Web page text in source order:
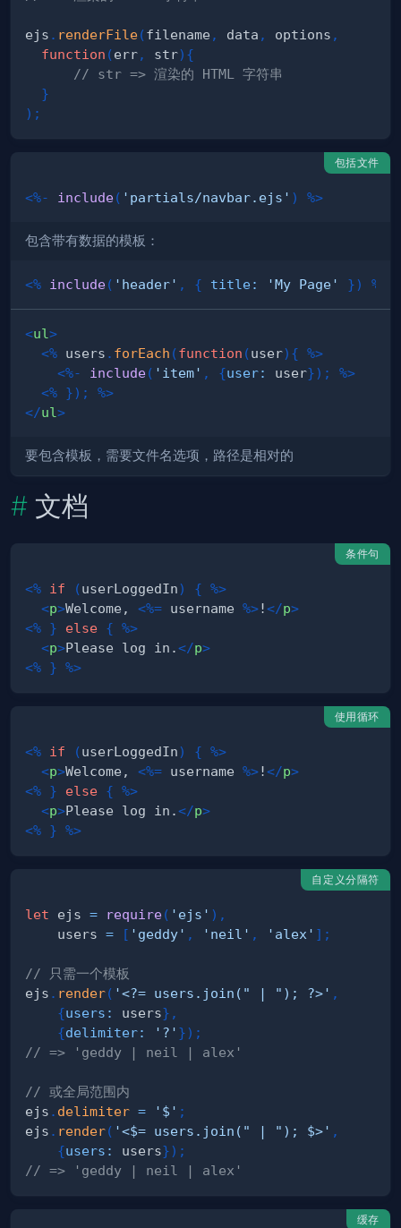
ejs . renderFile(filename , data , options ,
function (err, str) {
// str => 渲染的 HTML 字符串
}
) ;
包括文件
<%- include( 'partials/navbar.ejs' ) %>
包含带有数据的模板：
<% include( 'header' , { title: 'My Page' }) %>
<ul>
<% users . forEach (function (user) { %>
<%-
include( 'item' , {user: user}) ;
%>
<% }) ;
%>
</ul>
要包含模板，需要文件名选项，路径是相对的
文档
条件句
<% if (userLoggedIn) { %>
<p>Welcome, <%= username %>!</p>
<% } else { %>
<p>Please log in.</p>
<% } %>
使用循环
<% if (userLoggedIn) { %>
<p>Welcome, <%= username %>!</p>
<% } else { %>
<p>Please log in.</p>
<% } %>
自定义分隔符
let ejs = require( 'ejs' ) ,
    users
= [ 'geddy' , 'neil' , 'alex' ] ;
// 只需一个模板
ejs . render( '<?= users.join(" | "); ?>' ,
{users : users} ,
{delimiter: '?' }) ;
// => 'geddy | neil | alex'
// 或全局范围内
ejs . delimiter = '$' ;
ejs . render( '<$= users.join(" | "); $>' ,
{users : users}) ;
// => 'geddy | neil | alex'
缓存